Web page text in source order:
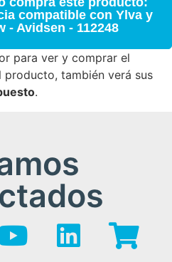
compatible con Ylva y
- Avidsen - 112248
para ver y comprar el
también verá sus
.